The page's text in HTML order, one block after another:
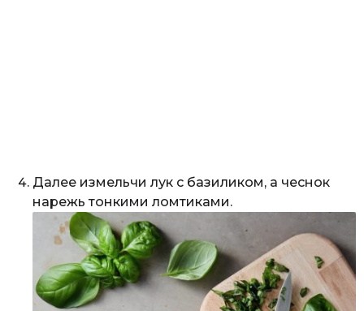
Далее измельчи лук с базиликом, а чеснок
нарежь тонкими ломтиками.